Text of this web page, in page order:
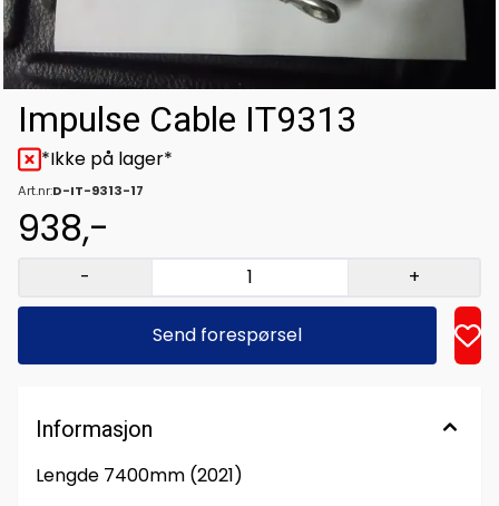
Impulse Cable IT9313
*Ikke på lager*
Art.nr:D-IT-9313-17
938,-
- +
Send forespørsel
Informasjon
Lengde 7400mm (2021)